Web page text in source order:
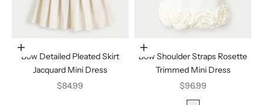
Elige opciones
Bow Detailed Pleated Skirt
Jacquard Mini Dress
Precio de oferta
$84.99
Elige opciones
Bow Shoulder Straps Rosette
Trimmed Mini Dress
Precio de oferta
$96.99